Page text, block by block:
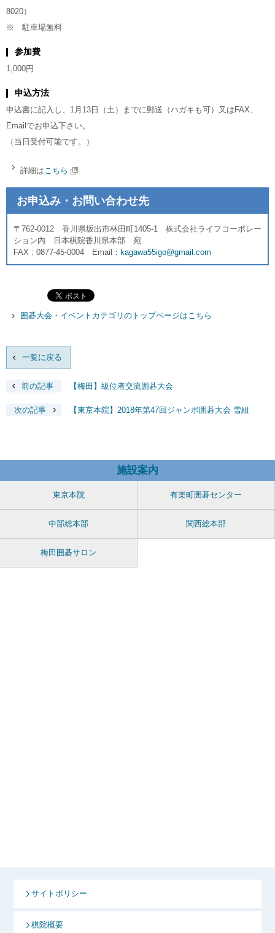
8020）
※ 駐車場無料
参加費
1,000円
申込方法
申込書に記入し、1月13日（土）までに郵送（ハガキも可）又はFAX、
Emailでお申込下さい。
（当日受付可能です。）
詳細は こちら
お申込み・お問い合わせ先
〒762-0012 香川県坂出市林田町1405-1 株式会社ライフコーポレー
ション内 日本棋院香川県本部 宛
FAX : 0877-45-0004 Email： kagawa55igo@gmail.com
囲碁大会・イベントカテゴリのトップページはこちら
一覧に戻る
前の記事 【梅田】級位者交流囲碁大会
次の記事 【東京本院】2018年第47回ジャンボ囲碁大会 雪組
施設案内
東京本院 有楽町囲碁センター
中部総本部 関西総本部
梅田囲碁サロン
サイトポリシー
棋院概要